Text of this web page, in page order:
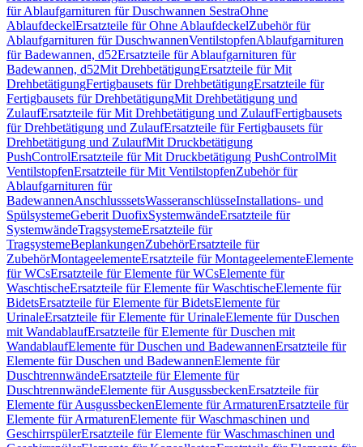
für Ablaufgarnituren für Duschwannen SestraOhne
AblaufdeckelErsatzteile für Ohne AblaufdeckelZubehör für
Ablaufgarnituren für DuschwannenVentilstopfenAblaufgarnituren
für Badewannen, d52Ersatzteile für Ablaufgarnituren für
Badewannen, d52Mit DrehbetätigungErsatzteile für Mit
DrehbetätigungFertigbausets für DrehbetätigungErsatzteile für
Fertigbausets für DrehbetätigungMit Drehbetätigung und
ZulaufErsatzteile für Mit Drehbetätigung und ZulaufFertigbausets
für Drehbetätigung und ZulaufErsatzteile für Fertigbausets für
Drehbetätigung und ZulaufMit Druckbetätigung
PushControlErsatzteile für Mit Druckbetätigung PushControlMit
VentilstopfenErsatzteile für Mit VentilstopfenZubehör für
Ablaufgarnituren für
BadewannenAnschlusssetsWasseranschlüsseInstallations- und
SpülsystemeGeberit DuofixSystemwändeErsatzteile für
SystemwändeTragsystemeErsatzteile für
TragsystemeBeplankungenZubehörErsatzteile für
ZubehörMontageelementeErsatzteile für MontageelementeElemente
für WCsErsatzteile für Elemente für WCsElemente für
WaschtischeErsatzteile für Elemente für WaschtischeElemente für
BidetsErsatzteile für Elemente für BidetsElemente für
UrinaleErsatzteile für Elemente für UrinaleElemente für Duschen
mit WandablaufErsatzteile für Elemente für Duschen mit
WandablaufElemente für Duschen und BadewannenErsatzteile für
Elemente für Duschen und BadewannenElemente für
DuschtrennwändeErsatzteile für Elemente für
DuschtrennwändeElemente für AusgussbeckenErsatzteile für
Elemente für AusgussbeckenElemente für ArmaturenErsatzteile für
Elemente für ArmaturenElemente für Waschmaschinen und
GeschirrspülerErsatzteile für Elemente für Waschmaschinen und